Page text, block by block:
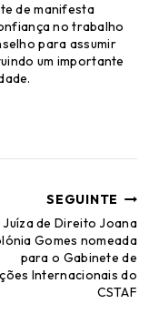
de manifesta
no trabalho
para assumir
um importante
SEGUINTE
Juíza de Direito Joana
Gomes nomeada
para o Gabinete de
Internacionais do
CSTAF